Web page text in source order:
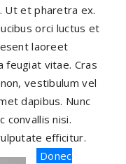
Ut et pharetra ex.
orci luctus et
laoreet
feugiat vitae. Cras
vestibulum vel
dapibus. Nunc
convallis nisi.
efficitur.
Donec